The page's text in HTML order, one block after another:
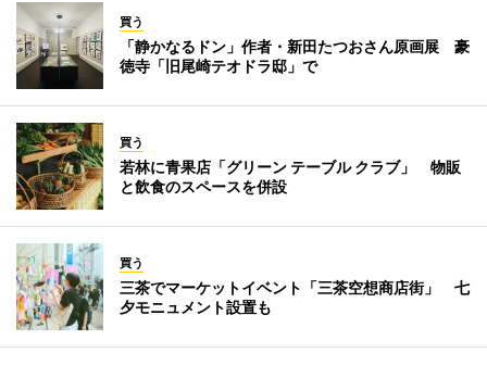
買う
「静かなるドン」作者・新田たつおさん原画展 豪
徳寺「旧尾崎テオドラ邸」で
買う
若林に青果店「グリーン テーブル クラブ」 物販
と飲食のスペースを併設
買う
三茶でマーケットイベント「三茶空想商店街」 七
夕モニュメント設置も